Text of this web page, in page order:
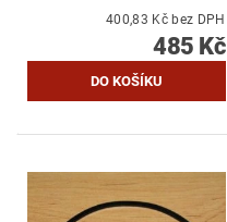
400,83 Kč bez DPH
485 Kč